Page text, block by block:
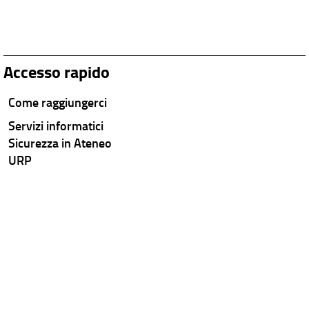
Accesso rapido
Come raggiungerci
Servizi informatici
Sicurezza in Ateneo
URP